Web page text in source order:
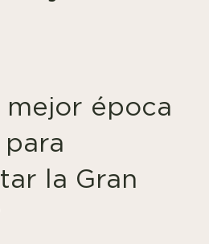
mejor época
la Gran